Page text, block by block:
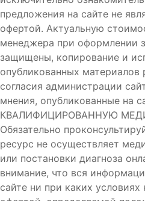
предложения на сайте не
офертой. Актуальную
менеджера при оформлении
защищены, копирование и
опубликованных материалов
согласия администрации
мнения, опубликованные
КВАЛИФИЦИРОВАННУЮ
Обязательно
ресурс не осуществляет
или постановки диагноза
внимание, что вся
сайте ни при каких условиях